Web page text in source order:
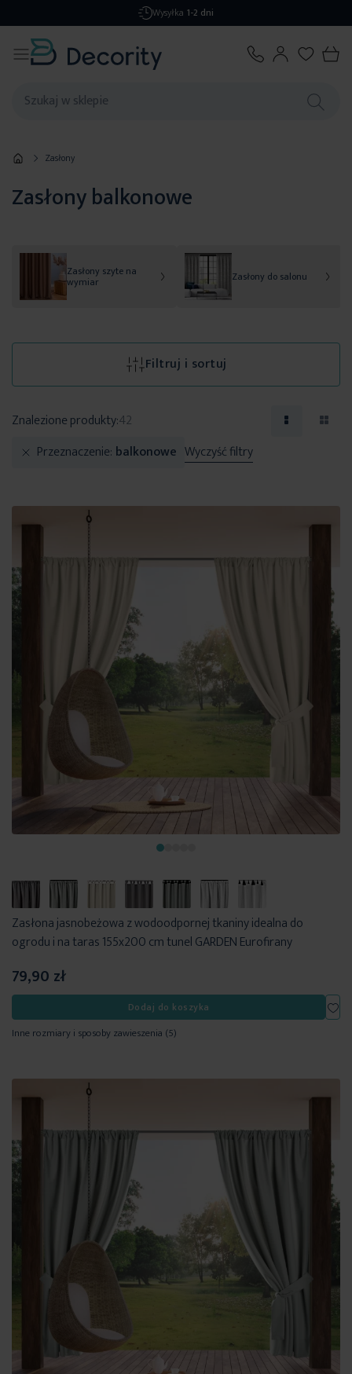
Darmowa dostawaod 299,99 zł
Zasłony
Zasłony balkonowe
Zasłony szyte na
wymiar Zasłony do salonu
Filtruj i sortuj
Znalezione produkty:42
Przeznaczenie balkonowe Wyczyść filtry
Zasłona jasnobeżowa z wodoodpornej tkaniny idealna do
ogrodu i na taras 155x200 cm tunel GARDEN Eurofirany
79,90 zł
Dodaj do koszyka
Inne rozmiary i sposoby zawieszenia (5)